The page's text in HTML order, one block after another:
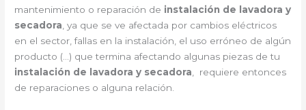
mantenimiento o reparación de instalación de lavadora y
secadora , ya que se ve afectada por cambios eléctricos
en el sector, fallas en la instalación, el uso erróneo de algún
producto (…) que termina afectando algunas piezas de tu
instalación de lavadora y secadora , requiere entonces
de reparaciones o alguna relación.